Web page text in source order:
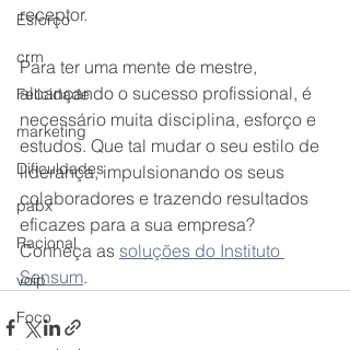
Esforço
crm
Felicidade
marketing
Dificuldades
pabx
Racional
voip
Foco
receptor.
Para ter uma mente de mestre,
alcançando o sucesso profissional, é
necessário muita disciplina, esforço e
estudos. Que tal mudar o seu estilo de
liderança, impulsionando os seus
colaboradores e trazendo resultados
eficazes para a sua empresa?
Conheça as soluções do Instituto
Sensum.